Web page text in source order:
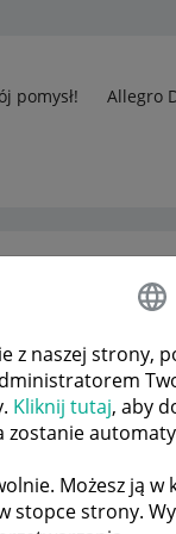
z naszej strony,
Kliknij tutaj, aby
Możesz ją w
stopce strony.
pomysł! Allegro
o blokadę tego